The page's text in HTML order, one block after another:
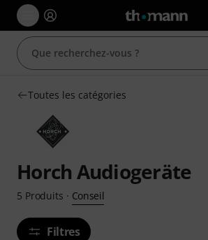
Toutes les catégories
Horch Audiogeräte
5 Produits · Conseil
Filtres